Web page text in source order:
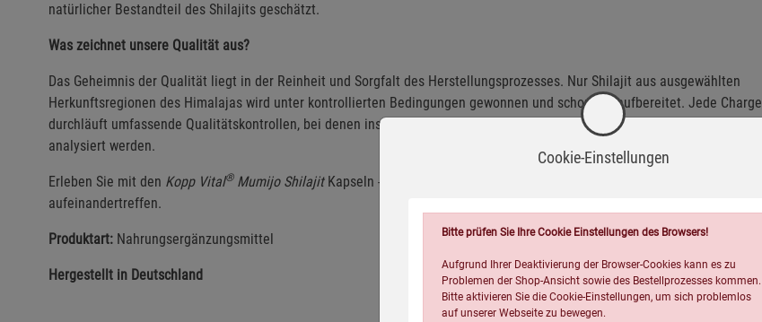
natürlicher Bestandteil des Shilajits geschätzt.
Was zeichnet unsere Qualität aus?
Das Geheimnis der Qualität liegt in der Reinheit und Sorgfalt des Herstellungsprozesses. Nur Shilajit aus ausgewählten
Herkunftsregionen des Himalajas wird unter kontrollierten Bedingungen gewonnen und schonend aufbereitet. Jede Charge
durchläuft umfassende Qualitätskontrollen, bei denen insbesondere die Reinheit und der Gehalt organischer Bestandteile
analysiert werden.
Erleben Sie mit den Kopp Vital®Mumijo ShilajitKapseln - die Essenz einer uralten Welt, in der Natur und Zeit
aufeinandertreffen.
Produktart: Nahrungsergänzungsmittel
Hergestellt in Deutschland
Cookie-Einstellungen
Bitte prüfen Sie Ihre Cookie Einstellungen des Browsers!
Aufgrund Ihrer Deaktivierung der Browser-Cookies kann es zu
Problemen der Shop-Ansicht sowie des Bestellprozesses kommen.
Bitte aktivieren Sie die Cookie-Einstellungen, um sich problemlos
auf unserer Webseite zu bewegen.